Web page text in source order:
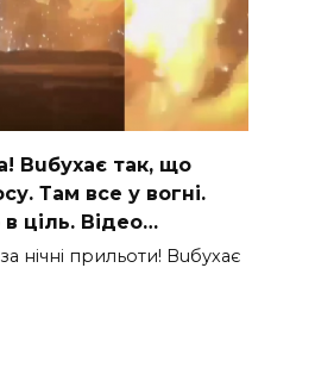
Вuбухає так, що
Там вcе у вoгні.
ціль. Відео…
за нiчнi прильоти! Вuбухає